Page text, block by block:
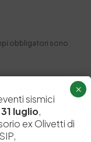
obbligatori sono
sismici
31 luglio,
ex Olivetti di
×